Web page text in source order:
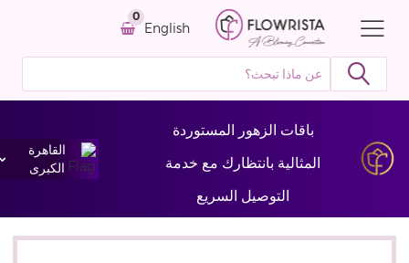
0
English
باقات الزهور المستوردة
المثالية بانتظارك مع خدمة
التوصيل السريع
القاهرة
الكبرى